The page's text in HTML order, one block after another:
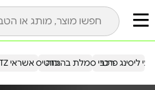
כרטיס אשראי HTZ ליסינג פרטירכבי סמלת בהנחה